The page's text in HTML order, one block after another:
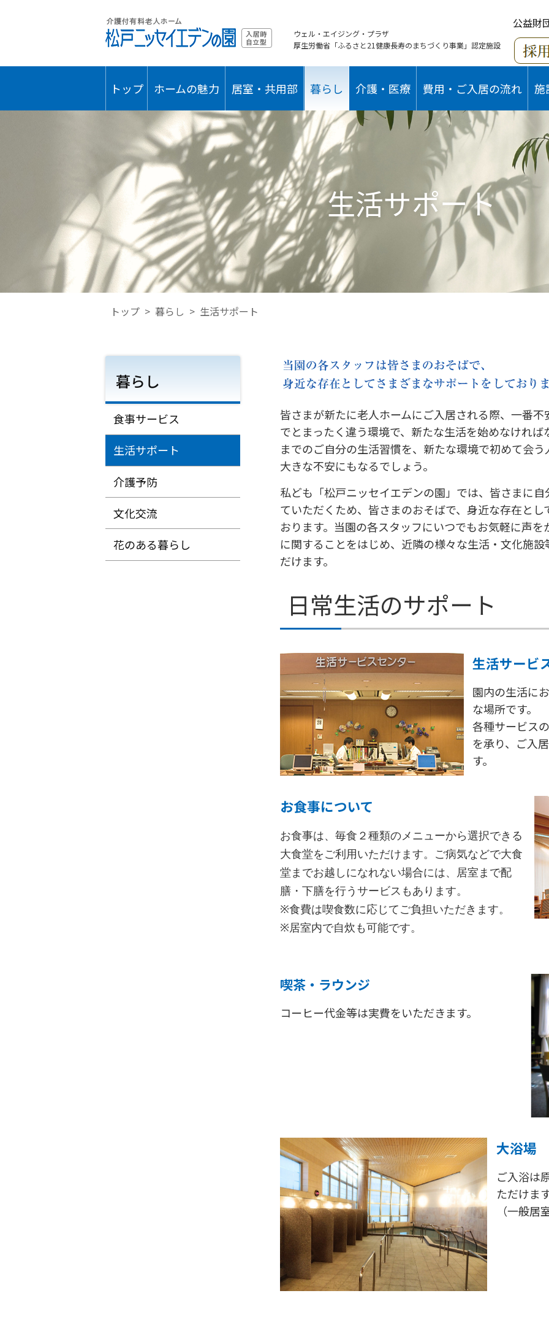
公益財
ウェル・エイジング・プラザ
厚生労働省「ふるさと21健康長寿のまちづくり事業」認定施設
トップ ホームの魅力 居室・共用部 暮らし 介護・医療 費用・ご入居の流れ 施
生活サポート
トップ > 暮らし > 生活サポート
皆さまが新たに老人ホームにご入居される際、一番
でとまったく違う環境で、新たな生活を始めなけれ
までのご自分の生活習慣を、新たな環境で初めて会
大きな不安にもなるでしょう。
私ども「松戸ニッセイエデンの園」では、皆さまに
ていただくため、皆さまのおそばで、身近な存在と
おります。当園の各スタッフにいつでもお気軽に声
に関することをはじめ、近隣の様々な生活・文化施
だけます。
日常生活のサポート
生活サービ
園内の生活に
な場所です。
各種サービス
を承り、ご入
す。
お食事について
お食事は、毎食２種類のメニューから選択できる
大食堂をご利用いただけます。ご病気などで大食
堂までお越しになれない場合には、居室まで配
膳・下膳を行うサービスもあります。
※食費は喫食数に応じてご負担いただきます。
※居室内で自炊も可能です。
喫茶・ラウンジ
コーヒー代金等は実費をいただきます。
大浴場
ご入浴は
ただけま
（一般
暮らし
食事サービス
生活サポート
介護予防
文化交流
花のある暮らし